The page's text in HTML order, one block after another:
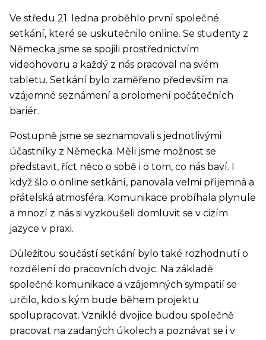
Ve středu 21. ledna proběhlo první společné
setkání, které se uskutečnilo online. Se studenty z
Německa jsme se spojili prostřednictvím
videohovoru a každý z nás pracoval na svém
tabletu. Setkání bylo zaměřeno především na
vzájemné seznámení a prolomení počátečních
bariér.
Postupně jsme se seznamovali s jednotlivými
účastníky z Německa. Měli jsme možnost se
představit, říct něco o sobě i o tom, co nás baví. I
když šlo o online setkání, panovala velmi příjemná a
přátelská atmosféra. Komunikace probíhala plynule
a mnozí z nás si vyzkoušeli domluvit se v cizím
jazyce v praxi.
Důležitou součástí setkání bylo také rozhodnutí o
rozdělení do pracovních dvojic. Na základě
společné komunikace a vzájemných sympatií se
určilo, kdo s kým bude během projektu
spolupracovat. Vzniklé dvojice budou společně
pracovat na zadaných úkolech a poznávat se i v